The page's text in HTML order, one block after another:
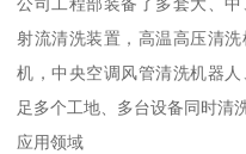
射流清洗装置，高温高压清
机，中央空调风管清洗机器
足多个工地、多台设备同时清
应用领域